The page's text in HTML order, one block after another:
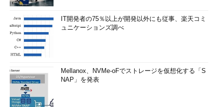
IT開発者の75％以上が開発以外にも従事、楽天コミ
ュニケーションズ調べ
Mellanox、NVMe-oFでストレージを仮想化する「S
NAP」を発表